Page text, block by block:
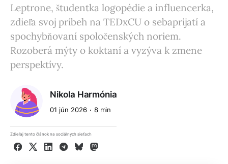
Leptrone, študentka logopédie a influencerka,
zdieľa svoj príbeh na TEDxCU o sebaprijatí a
spochybňovaní spoločenských noriem.
Rozoberá mýty o koktaní a vyzýva k zmene
perspektívy.
Nikola Harmónia
01 jún 2026 8 min
Zdieľaj tento článok na sociálnych sieťach
Facebook
X LinkedInTelegram
BlueskyMastodon